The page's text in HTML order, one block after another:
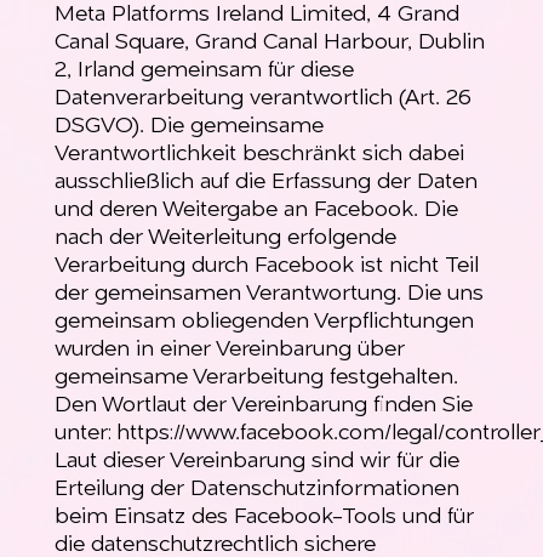
Meta Platforms Ireland Limited, 4 Grand
Canal Square, Grand Canal Harbour, Dublin
2, Irland gemeinsam für diese
Datenverarbeitung verantwortlich (Art. 26
DSGVO). Die gemeinsame
Verantwortlichkeit beschränkt sich dabei
ausschließlich auf die Erfassung der Daten
und deren Weitergabe an Facebook. Die
nach der Weiterleitung erfolgende
Verarbeitung durch Facebook ist nicht Teil
der gemeinsamen Verantwortung. Die uns
gemeinsam obliegenden Verpflichtungen
wurden in einer Vereinbarung über
gemeinsame Verarbeitung festgehalten.
Den Wortlaut der Vereinbarung finden Sie
unter: https://www.facebook.com/legal/
Laut dieser Vereinbarung sind wir für die
Erteilung der Datenschutzinformationen
beim Einsatz des Facebook-Tools und für
die datenschutzrechtlich sichere